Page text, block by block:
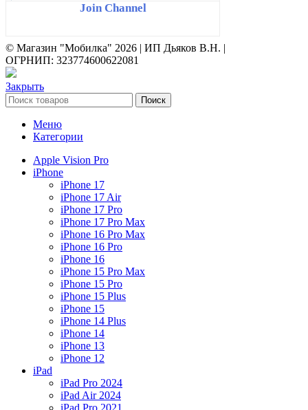
Join Channel
© Магазин "Мобилка" 2026 | ИП Дьяков В.Н. |
ОГРНИП: 323774600622081
Закрыть
Поиск
Меню
Категории
Apple Vision Pro
iPhone
iPhone 17
iPhone 17 Air
iPhone 17 Pro
iPhone 17 Pro Max
iPhone 16 Pro Max
iPhone 16 Pro
iPhone 16
iPhone 15 Pro Max
iPhone 15 Pro
iPhone 15 Plus
iPhone 15
iPhone 14 Plus
iPhone 14
iPhone 13
iPhone 12
iPad
iPad Pro 2024
iPad Air 2024
iPad Pro 2021